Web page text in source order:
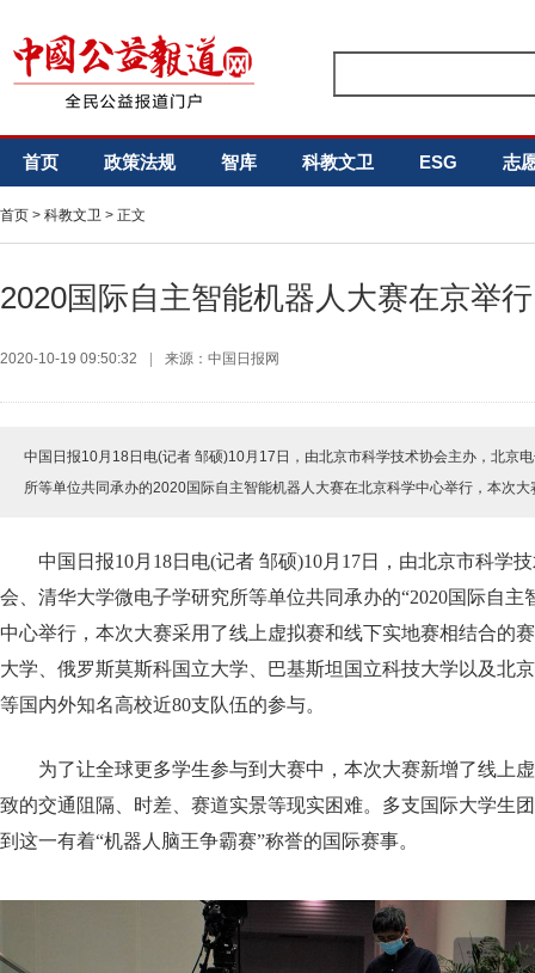
首页 政策法规 智库 科教文卫 ESG 志
首页 > 科教文卫 > 正文
2020国际自主智能机器人大赛在京举行
2020-10-19 09:50:32 来源：中国日报网
中国日报10月18日电(记者 邹硕)10月17日，由北京市科学技术协会主办，北京
所等单位共同承办的2020国际自主智能机器人大赛在北京科学中心举行，本次
中国日报10月18日电(记者 邹硕)10月17日，由北京市科学
会、清华大学微电子学研究所等单位共同承办的“2020国际自主
中心举行，本次大赛采用了线上虚拟赛和线下实地赛相结合的
大学、俄罗斯莫斯科国立大学、巴基斯坦国立科技大学以及北
等国内外知名高校近80支队伍的参与。
为了让全球更多学生参与到大赛中，本次大赛新增了线上
致的交通阻隔、时差、赛道实景等现实困难。多支国际大学生
到这一有着“机器人脑王争霸赛”称誉的国际赛事。